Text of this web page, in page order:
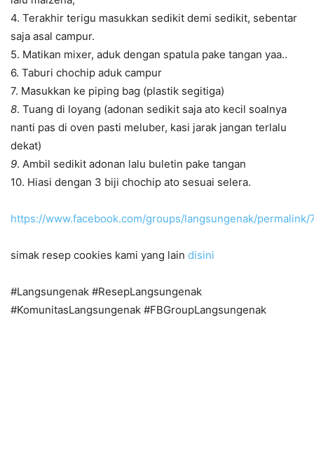
4. Terakhir terigu masukkan sedikit demi sedikit, sebentar
saja asal campur.
5. Matikan mixer, aduk dengan spatula pake tangan yaa..
6. Taburi chochip aduk campur
7. Masukkan ke piping bag (plastik segitiga)
8. Tuang di loyang (adonan sedikit saja ato kecil soalnya
nanti pas di oven pasti meluber, kasi jarak jangan terlalu
dekat)
9. Ambil sedikit adonan lalu buletin pake tangan
10. Hiasi dengan 3 biji chochip ato sesuai selera.
https://www.facebook.com/groups/langsungenak/
simak resep cookies kami yang lain disini
#Langsungenak #ResepLangsungenak
#KomunitasLangsungenak #FBGroupLangsungenak